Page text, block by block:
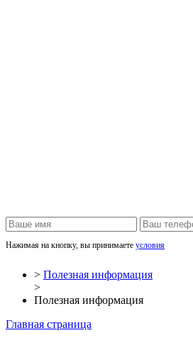
Нажимая на кнопку, вы принимаете условия
> Полезная информация
>
Полезная информация
Главная страница